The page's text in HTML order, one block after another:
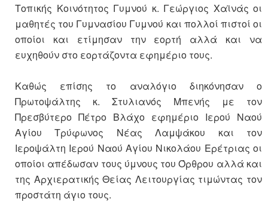
Τοπικής Κοινότητος Γυμνού κ. Γεώργιος Χαϊνάς οι
μαθητές του Γυμνασίου Γυμνού και πολλοί πιστοί οι
οποίοι και ετίμησαν την εορτή αλλά και να
ευχηθούν στο εορτάζοντα εφημέριο τους.
Καθώς επίσης το αναλόγιο διηκόνησαν ο
Πρωτοψάλτης κ. Στυλιανός Μπενής με τον
Πρεσβύτερο Πέτρο Βλάχο εφημέριο Ιερού Ναού
Αγίου Τρύφωνος Νέας Λαμψάκου και τον
Ιεροψάλτη Ιερού Ναού Αγίου Νικολάου Ερέτριας οι
οποίοι απέδωσαν τους ύμνους του Όρθρου αλλά και
της Αρχιερατικής Θείας Λειτουργίας τιμώντας τον
προστάτη άγιο τους.